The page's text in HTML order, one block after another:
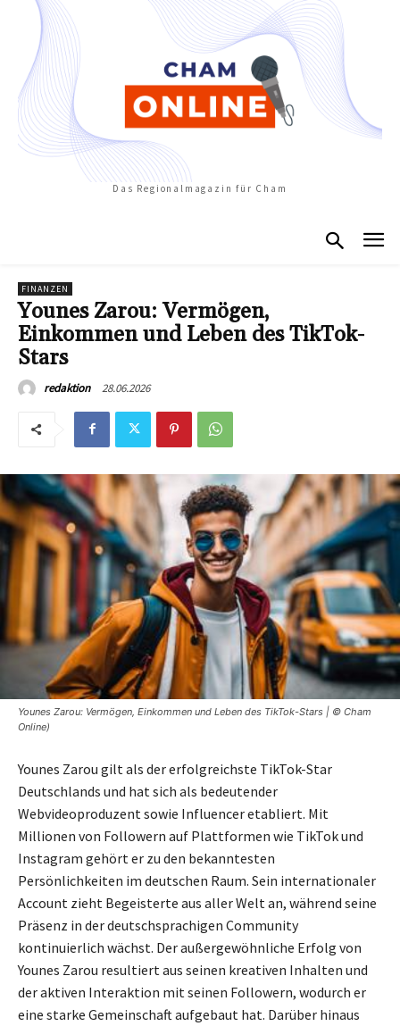
Das Regionalmagazin für Cham
FINANZEN
Younes Zarou: Vermögen,
Einkommen und Leben des TikTok-
Stars
redaktion 28.06.2026
Younes Zarou: Vermögen, Einkommen und Leben des TikTok-Stars | © Cham
Online)
Younes Zarou gilt als der erfolgreichste TikTok-Star
Deutschlands und hat sich als bedeutender
Webvideoproduzent sowie Influencer etabliert. Mit
Millionen von Followern auf Plattformen wie TikTok und
Instagram gehört er zu den bekanntesten
Persönlichkeiten im deutschen Raum. Sein internationaler
Account zieht Begeisterte aus aller Welt an, während seine
Präsenz in der deutschsprachigen Community
kontinuierlich wächst. Der außergewöhnliche Erfolg von
Younes Zarou resultiert aus seinen kreativen Inhalten und
der aktiven Interaktion mit seinen Followern, wodurch er
eine starke Gemeinschaft aufgebaut hat. Darüber hinaus